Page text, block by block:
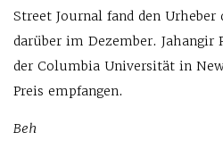
Street Journal fand den
darüber im Dezember. Jahangir
der Columbia Universität in
Preis em­pfangen.
Beh